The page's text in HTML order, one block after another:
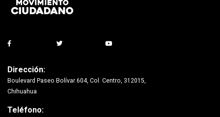
Dirección:
Boulevard Paseo Bolívar 604, Col. Centro, 312015,
Chihuahua
Teléfono: